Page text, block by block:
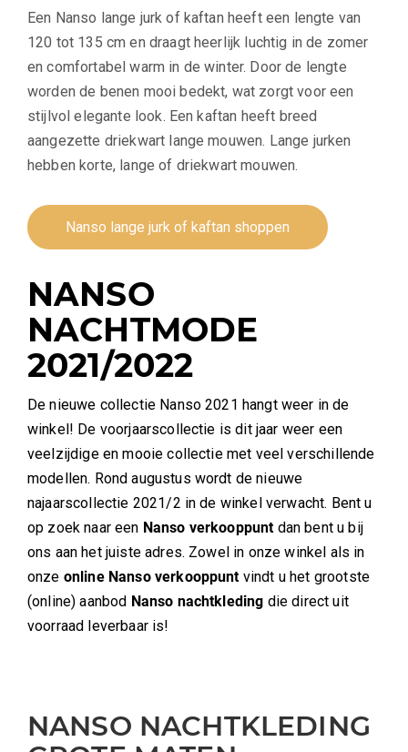
Een Nanso lange jurk of kaftan heeft een lengte van
120 tot 135 cm en draagt heerlijk luchtig in de zomer
en comfortabel warm in de winter. Door de lengte
worden de benen mooi bedekt, wat zorgt voor een
stijlvol elegante look. Een kaftan heeft breed
aangezette driekwart lange mouwen. Lange jurken
hebben korte, lange of driekwart mouwen.
Nanso lange jurk of kaftan shoppen
NANSO
NACHTMODE
2021/2022
De nieuwe collectie Nanso 2021 hangt weer in de
winkel! De voorjaarscollectie is dit jaar weer een
veelzijdige en mooie collectie met veel verschillende
modellen. Rond augustus wordt de nieuwe
najaarscollectie 2021/2 in de winkel verwacht. Bent u
op zoek naar een Nanso verkooppuntdan bent u bij
ons aan het juiste adres. Zowel in onze winkel als in
onze online Nanso verkooppuntvindt u het grootste
(online) aanbod Nanso nachtkleding die direct uit
voorraad leverbaar is!
NANSO NACHTKLEDING